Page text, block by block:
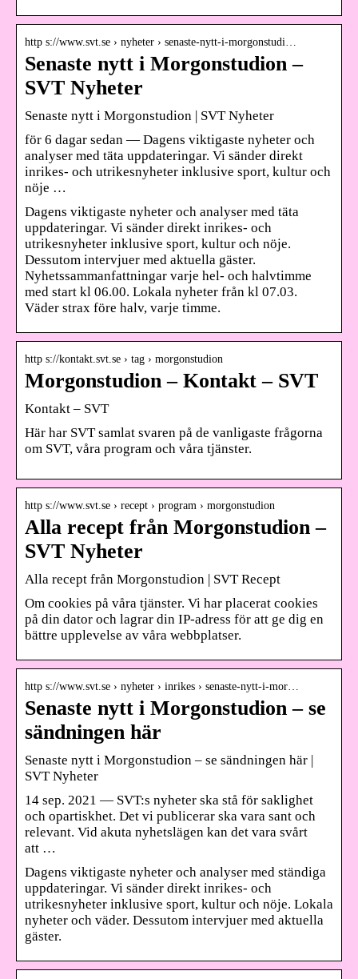
http s://www.svt.se › nyheter › senaste-nytt-i-morgonstudi…
Senaste nytt i Morgonstudion –
SVT Nyheter
Senaste nytt i Morgonstudion | SVT Nyheter
för 6 dagar sedan — Dagens viktigaste nyheter och
analyser med täta uppdateringar. Vi sänder direkt
inrikes- och utrikesnyheter inklusive sport, kultur och
nöje …
Dagens viktigaste nyheter och analyser med täta
uppdateringar. Vi sänder direkt inrikes- och
utrikesnyheter inklusive sport, kultur och nöje.
Dessutom intervjuer med aktuella gäster.
Nyhetssammanfattningar varje hel- och halvtimme
med start kl 06.00. Lokala nyheter från kl 07.03.
Väder strax före halv, varje timme.
http s://kontakt.svt.se › tag › morgonstudion
Morgonstudion – Kontakt – SVT
Kontakt – SVT
Här har SVT samlat svaren på de vanligaste frågorna
om SVT, våra program och våra tjänster.
http s://www.svt.se › recept › program › morgonstudion
Alla recept från Morgonstudion –
SVT Nyheter
Alla recept från Morgonstudion | SVT Recept
Om cookies på våra tjänster. Vi har placerat cookies
på din dator och lagrar din IP-adress för att ge dig en
bättre upplevelse av våra webbplatser.
http s://www.svt.se › nyheter › inrikes › senaste-nytt-i-mor…
Senaste nytt i Morgonstudion – se
sändningen här
Senaste nytt i Morgonstudion – se sändningen här |
SVT Nyheter
14 sep. 2021 — SVT:s nyheter ska stå för saklighet
och opartiskhet. Det vi publicerar ska vara sant och
relevant. Vid akuta nyhetslägen kan det vara svårt
att …
Dagens viktigaste nyheter och analyser med ständiga
uppdateringar. Vi sänder direkt inrikes- och
utrikesnyheter inklusive sport, kultur och nöje. Lokala
nyheter och väder. Dessutom intervjuer med aktuella
gäster.